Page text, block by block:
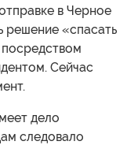
в Черное
«спасать
Сейчас
дело
следовало